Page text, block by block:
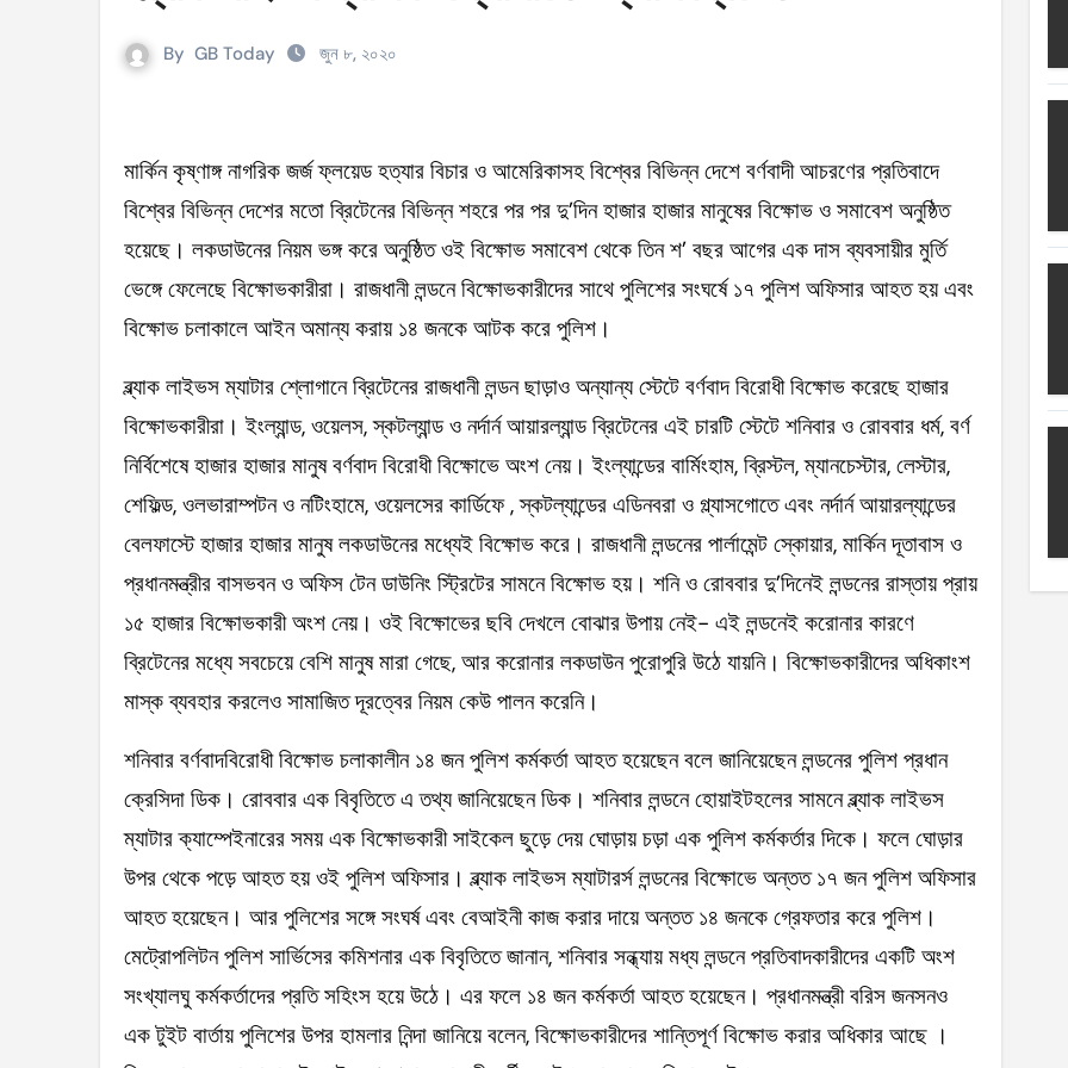
সহিংসতার ঘটনায় ঝিনাইগাতীর ইউএনও এবং ওসি প্রত্যাহার
টেংরাটিলা গ্যাসক্ষেত্রে বিস্ফোরণ: ৪২ মিলিয়ন ডলার ক্ষতিপূরণ পাচ্ছে বাংলাদেশ
আইসিসি নারী টি–টুয়েন্টি বিশ্বকাপের টিকেট পেল বাংলাদেশ
মণিপুরে কুকি এবং নাগা জনগোষ্ঠীর মধ্যে উত্তেজনা! আগুনে পুড়ল বেশ কিছু বাড়ি
বেবিচক ভাগ করে রেগুলেটর ও অপারেটর নামে দুটি সংস্থা হচ্ছে
ইরানের বিরুদ্ধে আকাশসীমা ব্যবহার করতে দেবে না সৌদি আরব
‘হ্যাঁ’ জিতলে খুলবে সংস্কারের পথ, কী কী বদল আসবে
By GB Today জুন ৮, ২০২০
মার্কিন কৃষ্ণাঙ্গ নাগরিক জর্জ ফ্লয়েড হত্যার বিচার ও আমেরিকাসহ বিশ্বের বিভিন্ন দেশে বর্ণবাদী আচরণের প্রতিবাদে
বিশ্বের বিভিন্ন দেশের মতো ব্রিটেনের বিভিন্ন শহরে পর পর দু’দিন হাজার হাজার মানুষের বিক্ষোভ ও সমাবেশ অনুষ্ঠিত
হয়েছে। লকডাউনের নিয়ম ভঙ্গ করে অনুষ্ঠিত ওই বিক্ষোভ সমাবেশ থেকে তিন শ’ বছর আগের এক দাস ব্যবসায়ীর মুর্তি
ভেঙ্গে ফেলেছে বিক্ষোভকারীরা। রাজধানী লন্ডনে বিক্ষোভকারীদের সাথে পুলিশের সংঘর্ষে ১৭ পুলিশ অফিসার আহত হয় এবং
বিক্ষোভ চলাকালে আইন অমান্য করায় ১৪ জনকে আটক করে পুলিশ।
ব্ল্যাক লাইভস ম্যাটার শ্লোগানে ব্রিটেনের রাজধানী লন্ডন ছাড়াও অন্যান্য স্টেটে বর্ণবাদ বিরোধী বিক্ষোভ করেছে হাজার
বিক্ষোভকারীরা। ইংল্যান্ড, ওয়েলস, স্কটল্যান্ড ও নর্দার্ন আয়ারল্যান্ড ব্রিটেনের এই চারটি স্টেটে শনিবার ও রোববার ধর্ম, বর্ণ
নির্বিশেষে হাজার হাজার মানুষ বর্ণবাদ বিরোধী বিক্ষোভে অংশ নেয়। ইংল্যান্ডের বার্মিংহাম, ব্রিস্টল, ম্যানচেস্টার, লেস্টার,
শেফিল্ড, ওলভারাম্পটন ও নটিংহামে, ওয়েলসের কার্ডিফে , স্কটল্যান্ডের এডিনবরা ও গ্ল্যাসগোতে এবং নর্দার্ন আয়ারল্যান্ডের
বেলফাস্টে হাজার হাজার মানুষ লকডাউনের মধ্যেই বিক্ষোভ করে। রাজধানী লন্ডনের পার্লামেন্ট স্কোয়ার, মার্কিন দূতাবাস ও
প্রধানমন্ত্রীর বাসভবন ও অফিস টেন ডাউনিং স্ট্রিটের সামনে বিক্ষোভ হয়। শনি ও রোববার দু’দিনেই লন্ডনের রাস্তায় প্রায়
১৫ হাজার বিক্ষোভকারী অংশ নেয়। ওই বিক্ষোভের ছবি দেখলে বোঝার উপায় নেই- এই লন্ডনেই করোনার কারণে
ব্রিটেনের মধ্যে সবচেয়ে বেশি মানুষ মারা গেছে, আর করোনার লকডাউন পুরোপুরি উঠে যায়নি। বিক্ষোভকারীদের অধিকাংশ
মাস্ক ব্যবহার করলেও সামাজিত দূরত্বের নিয়ম কেউ পালন করেনি।
শনিবার বর্ণবাদবিরোধী বিক্ষোভ চলাকালীন ১৪ জন পুলিশ কর্মকর্তা আহত হয়েছেন বলে জানিয়েছেন লন্ডনের পুলিশ প্রধান
ক্রেসিদা ডিক। রোববার এক বিবৃতিতে এ তথ্য জানিয়েছেন ডিক। শনিবার লন্ডনে হোয়াইটহলের সামনে ব্ল্যাক লাইভস
ম্যাটার ক্যাম্পেইনারের সময় এক বিক্ষোভকারী সাইকেল ছুড়ে দেয় ঘোড়ায় চড়া এক পুলিশ কর্মকর্তার দিকে। ফলে ঘোড়ার
উপর থেকে পড়ে আহত হয় ওই পুলিশ অফিসার। ব্ল্যাক লাইভস ম্যাটারর্স লন্ডনের বিক্ষোভে অন্তত ১৭ জন পুলিশ অফিসার
আহত হয়েছেন। আর পুলিশের সঙ্গে সংঘর্ষ এবং বেআইনী কাজ করার দায়ে অন্তত ১৪ জনকে গ্রেফতার করে পুলিশ।
মেট্রোপলিটন পুলিশ সার্ভিসের কমিশনার এক বিবৃতিতে জানান, শনিবার সন্ধ্যায় মধ্য লন্ডনে প্রতিবাদকারীদের একটি অংশ
সংখ্যালঘু কর্মকর্তাদের প্রতি সহিংস হয়ে উঠে। এর ফলে ১৪ জন কর্মকর্তা আহত হয়েছেন। প্রধানমন্ত্রী বরিস জনসনও
এক টুইট বার্তায় পুলিশের উপর হামলার নিন্দা জানিয়ে বলেন, বিক্ষোভকারীদের শান্তিপূর্ণ বিক্ষোভ করার অধিকার আছে ।